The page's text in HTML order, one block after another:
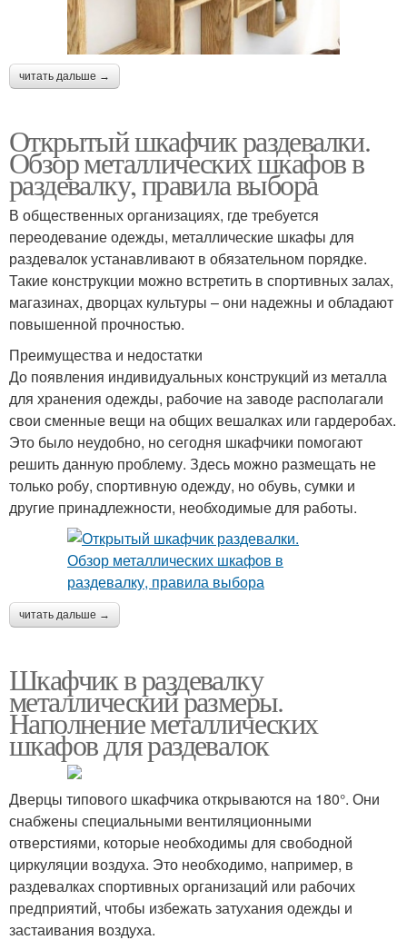
читать дальше →
Открытый шкафчик раздевалки.
Обзор металлических шкафов в
раздевалку, правила выбора
В общественных организациях, где требуется
переодевание одежды, металлические шкафы для
раздевалок устанавливают в обязательном порядке.
Такие конструкции можно встретить в спортивных залах,
магазинах, дворцах культуры – они надежны и обладают
повышенной прочностью.
Преимущества и недостатки
До появления индивидуальных конструкций из металла
для хранения одежды, рабочие на заводе располагали
свои сменные вещи на общих вешалках или гардеробах.
Это было неудобно, но сегодня шкафчики помогают
решить данную проблему. Здесь можно размещать не
только робу, спортивную одежду, но обувь, сумки и
другие принадлежности, необходимые для работы.
читать дальше →
Шкафчик в раздевалку
металлический размеры.
Наполнение металлических
шкафов для раздевалок
Дверцы типового шкафчика открываются на 180°. Они
снабжены специальными вентиляционными
отверстиями, которые необходимы для свободной
циркуляции воздуха. Это необходимо, например, в
раздевалках спортивных организаций или рабочих
предприятий, чтобы избежать затухания одежды и
застаивания воздуха.